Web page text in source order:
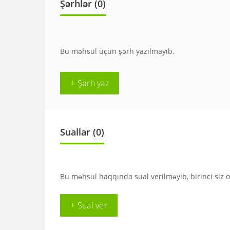
Şərhlər (0)
Bu məhsul üçün şərh yazılmayıb.
+ Şərh yaz
Suallar (0)
Bu məhsul haqqında sual verilməyib, birinci siz
+ Sual ver